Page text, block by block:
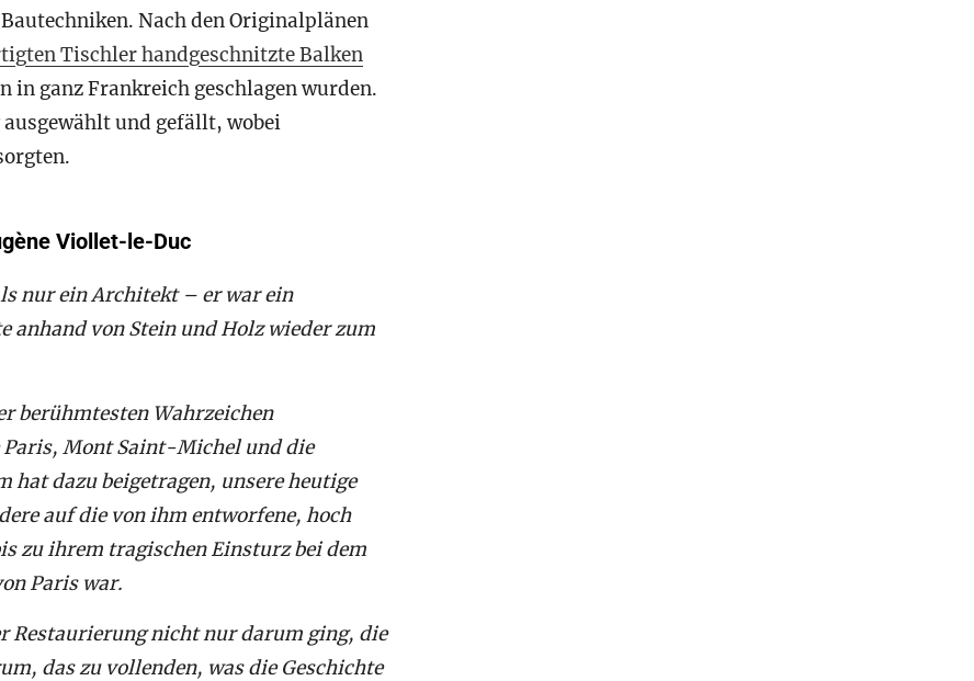
Nach den Originalplänen
Tischler handgeschnitzte Balken
in ganz Frankreich geschlagen wurden.
und gefällt, wobei
Viollet-le-Duc
nur ein Architekt – er war ein
anhand von Stein und Holz wieder zum
berühmtesten Wahrzeichen
Mont Saint-Michel und die
hat dazu beigetragen, unsere heutige
auf die von ihm entworfene, hoch
zu ihrem tragischen Einsturz bei dem
Paris war.
Restaurierung nicht nur darum ging, die
das zu vollenden, was die Geschichte